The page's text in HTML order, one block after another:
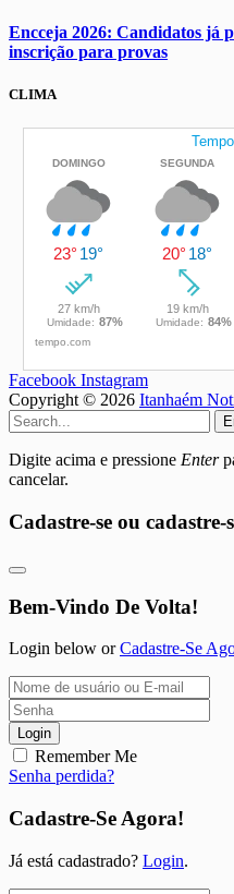
Encceja 2026: Candidatos já
inscrição para provas
CLIMA
Facebook Instagram
Copyright © 2026 Itanhaém
Digite acima e pressione Enter
cancelar.
Cadastre-se ou cadastre-
Bem-Vindo De Volta!
Login below orCadastre-Se
Login
Remember Me
Senha perdida?
Cadastre-Se Agora!
Já está cadastrado? Login.